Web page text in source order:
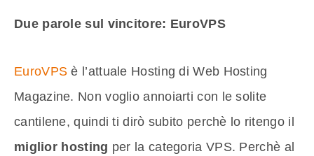
Due parole sul vincitore: EuroVPS
EuroVPS è l’attuale Hosting di Web Hosting
Magazine. Non voglio annoiarti con le solite
cantilene, quindi ti dirò subito perchè lo ritengo il
miglior hosting per la categoria VPS. Perchè al